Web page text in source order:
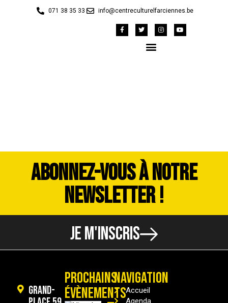
071 38 35 33 info@centreculturelfarciennes.be
ABONNEZ-VOUS À NOTRE
NEWSLETTER !
JE M'INSCRIS
Grand-
PROCHAINS
ÉVÈNEMENTS
NAVIGATION
Accueil
Agenda